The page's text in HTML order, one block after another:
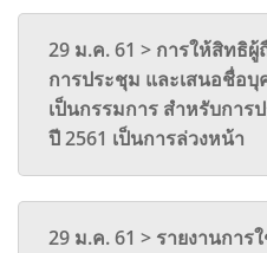
29 ม.ค. 61 > การให้สิทธิผู้
การประชุม และเสนอชื่อบุ
เป็นกรรมการ สำหรับกา
ปี 2561 เป็นการล่วงหน้า
29 ม.ค. 61 > รายงานการ